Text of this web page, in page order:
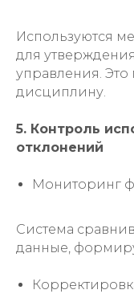
Используются
для
управления.
дисциплину.
5. Контроль
отклонений
Мониторинг
Система
данные,